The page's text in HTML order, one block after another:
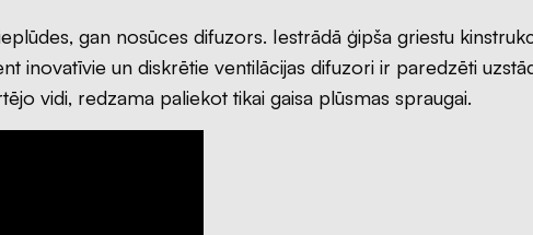
gan nosūces difuzors. Iestrādā ģipša griestu
inovatīvie un diskrētie ventilācijas difuzori ir paredzēti
vidi, redzama paliekot tikai gaisa plūsmas spraugai.